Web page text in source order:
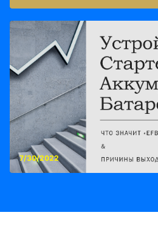
7/30/2022